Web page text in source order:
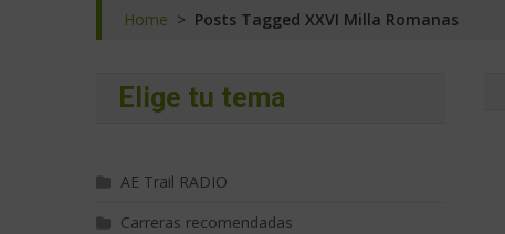
Home > Posts Tagged XXVI Milla Romanas
Elige tu tema
AE Trail RADIO
Carreras recomendadas